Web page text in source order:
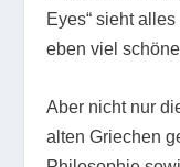
Eyes“ sieht
eben viel
Aber nicht nur
alten Griechen